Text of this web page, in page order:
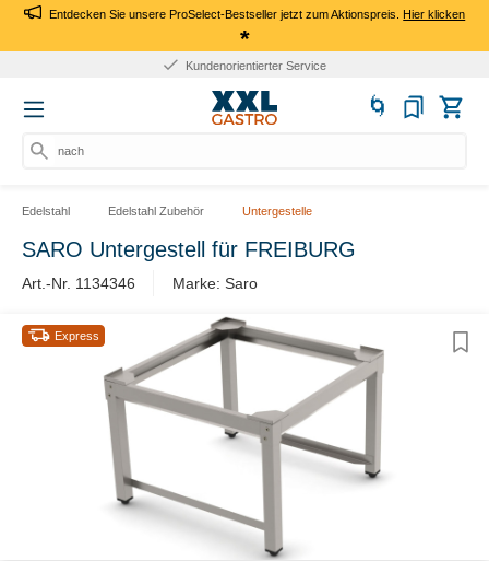
Entdecken Sie unsere ProSelect-Bestseller jetzt zum Aktionspreis.Hier klicken
*
Kundenorientierter Service
nach
Edelstahl Edelstahl Zubehör Untergestelle
SARO Untergestell für FREIBURG
Art.-Nr. 1134346 Marke: Saro
Express